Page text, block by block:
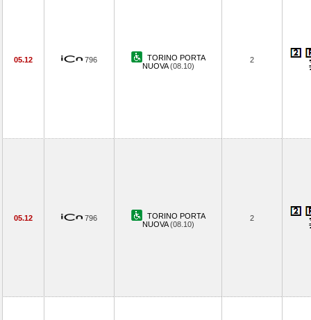
05.12 796
TORINO PORTA
NUOVA(08.10)
2
05.12 796
TORINO PORTA
NUOVA(08.10)
2